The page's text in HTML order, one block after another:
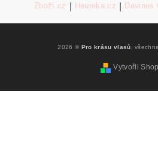
Zboží.cz Heureka.cz Davines
2026 © Pro krásu vlasů ,
Vytvořil